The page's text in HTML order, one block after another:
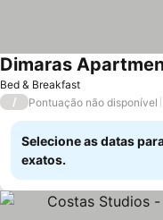
Bed & Breakfast
Dimaras
/ Pontuação não disponível
Selecione as datas
exatos.